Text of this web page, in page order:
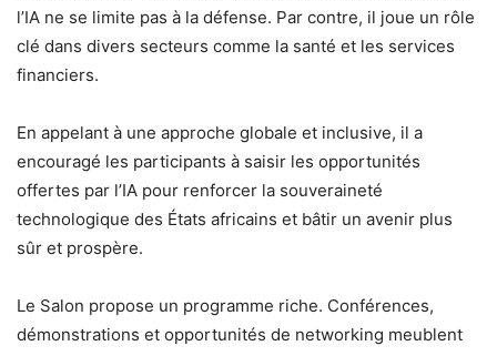
l’IA ne se limite pas à la défense. Par contre, il joue un rôle
clé dans divers secteurs comme la santé et les services
financiers.
En appelant à une approche globale et inclusive, il a
encouragé les participants à saisir les opportunités
offertes par l’IA pour renforcer la souveraineté
technologique des États africains et bâtir un avenir plus
sûr et prospère.
Le Salon propose un programme riche. Conférences,
démonstrations et opportunités de networking meublent